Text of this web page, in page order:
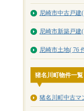
尼崎市中古戸建
尼崎市新築戸建
尼崎市土地( 76
猪名川町物件一覧
猪名川町中古マ